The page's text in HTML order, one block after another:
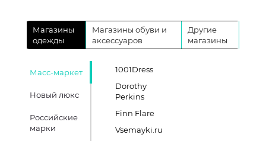
Магазины
одежды
Магазины обуви и
аксессуаров
Другие
магазины
Масс-маркет
Новый люкс
Российские
марки
1001Dress
Dorothy
Perkins
Finn Flare
Vsemayki.ru